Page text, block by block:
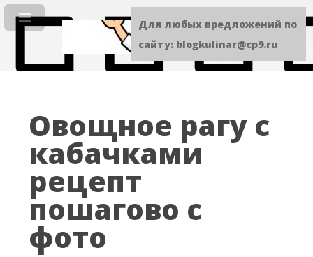
Овощное рагу с
кабачками
рецепт
пошагово с
фото
Для любых предложений по
сайту: blogkulinar@cp9.ru